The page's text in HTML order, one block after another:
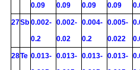
0.09
0.09
0.09
0.09
27Sb 0.002-
0.2
0.002-
0.02
0.004-
0.2
0.005-
0.022
28Te 0.013- 0.013- 0.013- 0.013-